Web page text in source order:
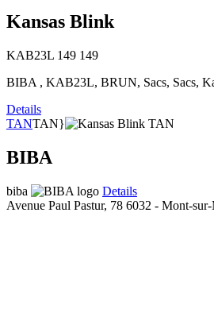
Kansas Blink
KAB23L 149 149
BIBA , KAB23L, BRUN, Sacs, Sacs,
Details
TANTAN}
BIBA
biba
Details
Avenue Paul Pastur, 78 6032 - Mont-